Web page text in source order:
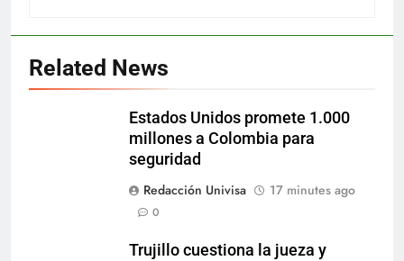
Related News
Estados Unidos promete 1.000
millones a Colombia para
seguridad
Redacción Univisa
17 minutes ago
0
Trujillo cuestiona la jueza y